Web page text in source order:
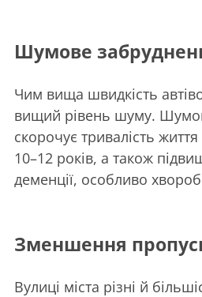
Шумове
Чим вища швидкість
вищий рівень шуму.
скорочує тривалість
10–12 років, а також
деменції, особливо
Зменшення
Вулиці міста різні й